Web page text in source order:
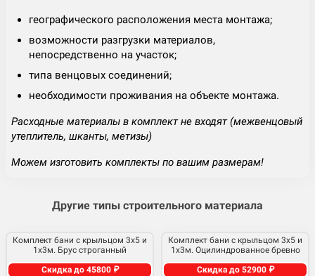
географического расположения места монтажа;
возможности разгрузки материалов,
непосредственно на участок;
типа венцовых соединений;
необходимости проживания на объекте монтажа.
Расходные материалы в комплект не входят (межвенцовый
утеплитель, шканты, метизы)
Можем изготовить комплекты по вашим размерам!
Другие типы строительного материала
Комплект бани с крыльцом 3х5 и
1х3м. Брус строганный
Скидка до 45800 ₽
Комплект бани с крыльцом 3х5 и
1х3м. Оцилиндрованное бревно
Скидка до 52900 ₽